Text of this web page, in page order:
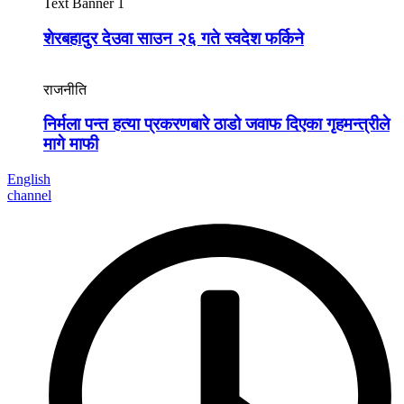
Text Banner 1
शेरबहादुर देउवा साउन २६ गते स्वदेश फर्किने
राजनीति
निर्मला पन्त हत्या प्रकरणबारे ठाडो जवाफ दिएका गृहमन्त्रीले
मागे माफी
English
channel